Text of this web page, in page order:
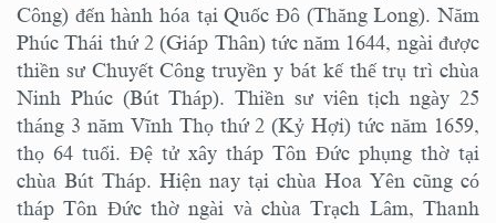
Công) đến hành hóa tại Quốc Đô (Thăng Long). Năm
Phúc Thái thứ 2 (Giáp Thân) tức năm 1644, ngài được
thiền sư Chuyết Công truyền y bát kế thế trụ trì chùa
Ninh Phúc (Bút Tháp). Thiền sư viên tịch ngày 25
tháng 3 năm Vĩnh Thọ thứ 2 (Kỷ Hợi) tức năm 1659,
thọ 64 tuổi. Đệ tử xây tháp Tôn Đức phụng thờ tại
chùa Bút Tháp. Hiện nay tại chùa Hoa Yên cũng có
tháp Tôn Đức thờ ngài và chùa Trạch Lâm, Thanh